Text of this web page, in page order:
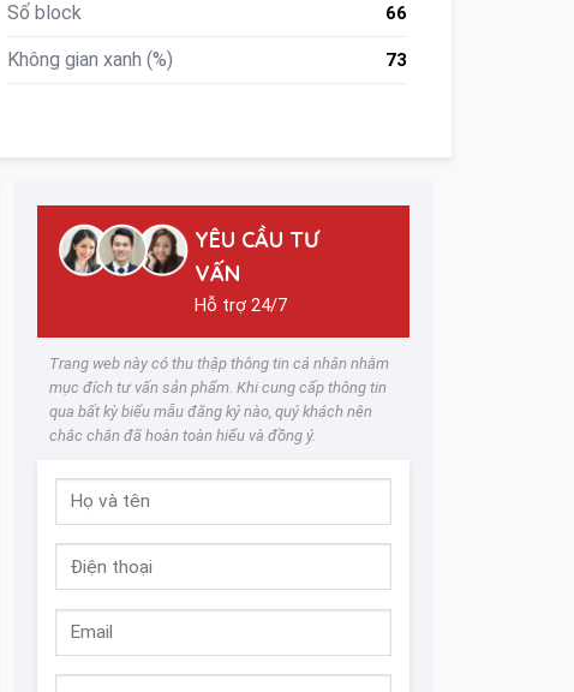
Số block 66
Không gian xanh (%) 73
YÊU CẦU TƯ
VẤN
Hỗ trợ 24/7
Trang web này có thu thập thông tin cá nhân nhằm
mục đích tư vấn sản phẩm. Khi cung cấp thông tin
qua bất kỳ biểu mẫu đăng ký nào, quý khách nên
chắc chắn đã hoàn toàn hiểu và đồng ý.